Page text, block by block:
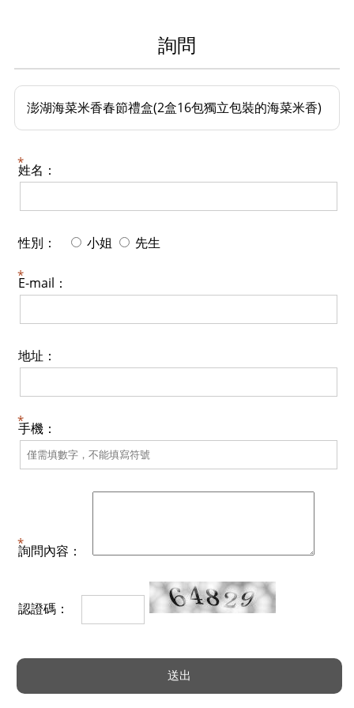
詢問
澎湖海菜米香春節禮盒(2盒16包獨立包裝的海菜米香)
姓名：
性別： 小姐 先生
E-mail：
地址：
手機：
詢問內容：
認證碼：